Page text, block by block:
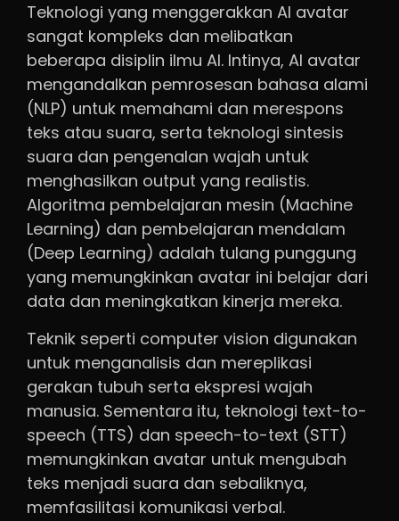
Teknologi yang menggerakkan AI avatar
sangat kompleks dan melibatkan
beberapa disiplin ilmu AI. Intinya, AI avatar
mengandalkan pemrosesan bahasa alami
(NLP) untuk memahami dan merespons
teks atau suara, serta teknologi sintesis
suara dan pengenalan wajah untuk
menghasilkan output yang realistis.
Algoritma pembelajaran mesin (Machine
Learning) dan pembelajaran mendalam
(Deep Learning) adalah tulang punggung
yang memungkinkan avatar ini belajar dari
data dan meningkatkan kinerja mereka.
Teknik seperti computer vision digunakan
untuk menganalisis dan mereplikasi
gerakan tubuh serta ekspresi wajah
manusia. Sementara itu, teknologi text-to-
speech (TTS) dan speech-to-text (STT)
memungkinkan avatar untuk mengubah
teks menjadi suara dan sebaliknya,
memfasilitasi komunikasi verbal.